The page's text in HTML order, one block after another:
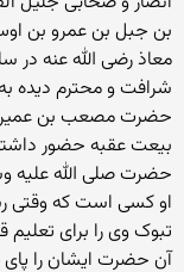
بن جبل بن عمرو بن
معاذ رضی الله عنه در
شرافت و محترم دیده
حضرت مصعب بن عمیر
بیعت عقبه حضور
حضرت صلی الله علیه
او کسی است که وقتی
تبوک وی را برای
آن حضرت ایشان را پای